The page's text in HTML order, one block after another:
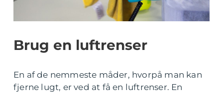
Brug en luftrenser
En af de nemmeste måder, hvorpå man kan
fjerne lugt, er ved at få en luftrenser. En